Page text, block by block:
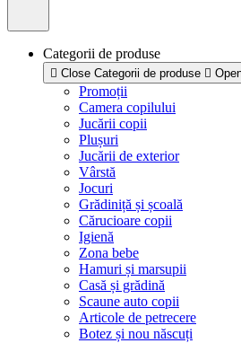
Categorii de produse
Close Categorii de produse
Promoții
Camera copilului
Jucării copii
Plușuri
Jucării de exterior
Vârstă
Jocuri
Grădiniță și școală
Cărucioare copii
Igienă
Zona bebe
Hamuri și marsupii
Casă și grădină
Scaune auto copii
Articole de petrecere
Botez și nou născuți